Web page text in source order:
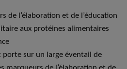
de l’élaboration et de l’éducation
aux protéines alimentaires
sur un large éventail de